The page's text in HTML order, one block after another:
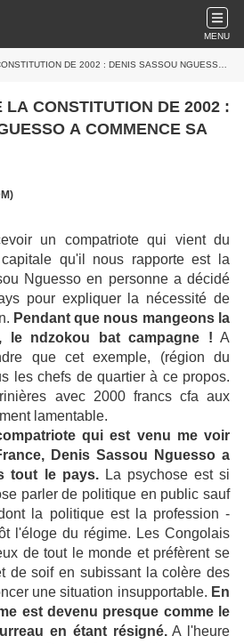
MENU
DE 2002 : DENIS SASSOU NGUESSO A COMMENCE SA CAMPAGNE !
LA CONSTITUTION DE 2002 :
A COMMENCE SA
un compatriote qui vient du
qu'il nous rapporte est la
Nguesso en personne a décidé
pour expliquer la nécessité de
Pendant que nous mangeons la
le ndzokou bat campagne ! A
que cet exemple, (région du
les chefs de quartier à ce propos.
avec 2000 francs cfa aux
lamentable.
qui est venu me voir
Denis Sassou Nguesso a
tout le pays.La psychose est si
parler de politique en public sauf
la politique est la profession -
l'éloge du régime. Les Congolais
de tout le monde et préfèrent se
de soif en subissant la colère des
une situation insupportable. En
est devenu presque comme le
en étant résigné.A l'heure